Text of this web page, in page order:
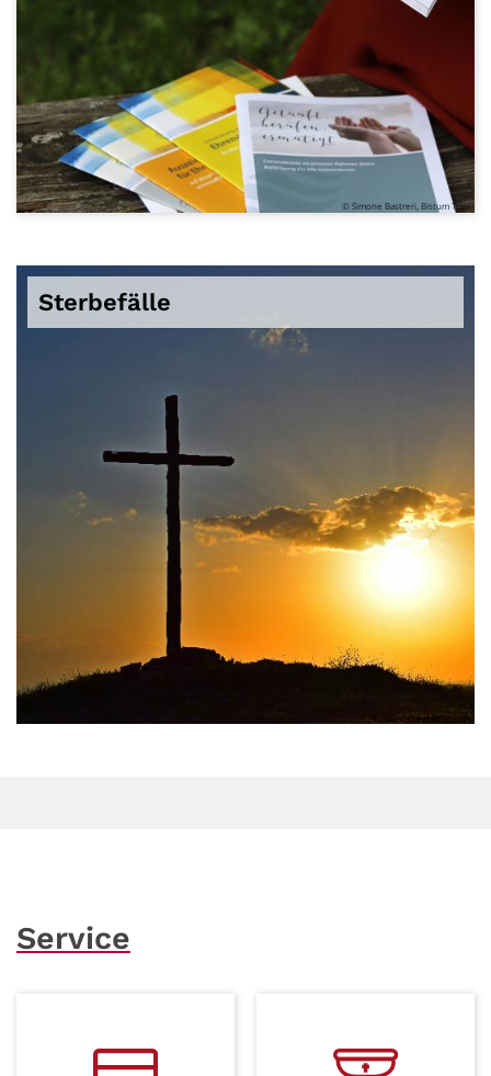
© Simone Bastreri, Bistum Trier
Sterbefälle
© Cdoncel auf Unsplash
Service